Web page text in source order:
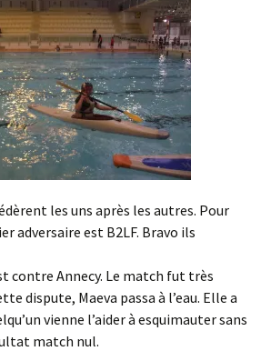
les uns après les autres. Pour
adversaire est B2LF. Bravo ils
contre Annecy. Le match fut très
dispute, Maeva passa à l’eau. Elle a
vienne l’aider à esquimauter sans
match nul.